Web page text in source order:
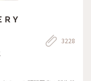
Ｙ
3228